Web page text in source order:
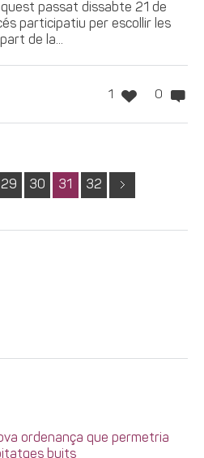
passat dissabte 21 de
participatiu per escollir les
de la...
1 0
29 30 31 32
ordenança que permetria
buits